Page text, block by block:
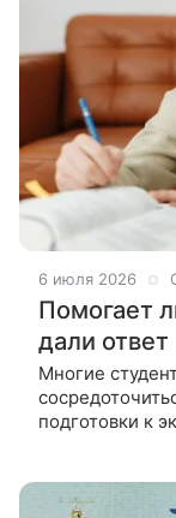
6 июля 2026
Помогает
дали ответ
Многие
подготовки к